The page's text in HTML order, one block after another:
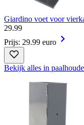
Giardino voet voor
29.99
Prijs: 29.99 euro
Bekijk alles in